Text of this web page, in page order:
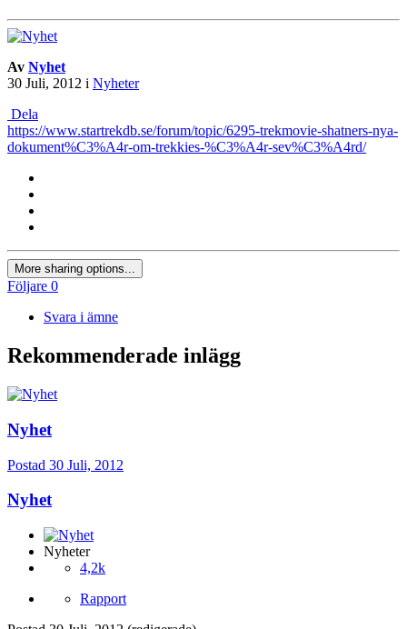
Av Nyhet
30 Juli, 2012 i Nyheter
Dela
https://www.startrekdb.se/forum/topic/6295-trekmovie-shatners-nya-
dokument%C3%A4r-om-trekkies-%C3%A4r-sev%C3%A4rd/
More sharing options...
Följare 0
Svara i ämne
Rekommenderade inlägg
Nyhet
Postad 30 Juli, 2012
Nyhet
Nyheter
4,2k
Rapport